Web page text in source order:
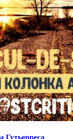
Гутьерреса